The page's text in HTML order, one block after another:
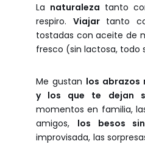
La naturaleza tanto
respiro. Viajartanto
tostadas con aceite de
fresco (sin lactosa, todo
Me gustan los abrazos
y los que te dejan
momentos en familia,
amigos, los besos
improvisada, las